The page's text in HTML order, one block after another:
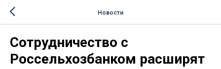
Новости
Сотрудничество с
Россельхозбанком расширят